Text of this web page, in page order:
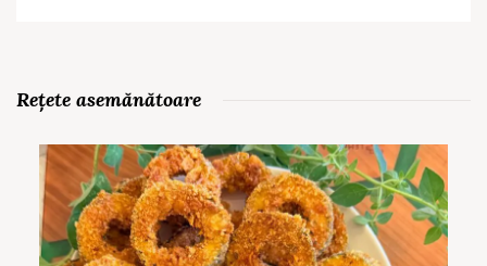
Rețete asemănătoare